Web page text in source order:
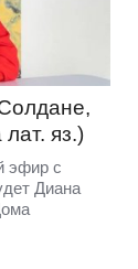
яз.)
эфир с
Диана